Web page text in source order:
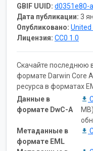
GBIF UUID: d0351e80-
Дата публикации: 3
Опубликовано: United
Лицензия: CC0 1.0
Скачайте последнюю
формате Darwin Core
ресурса в форматах
Данные в
формате DwC-A
Метаданные в
формате EML